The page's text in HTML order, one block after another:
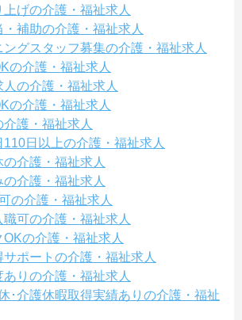
げの介護・福祉求人
補助の介護・福祉求人
グスタッフ募集の介護・福祉求人
の介護・福祉求人
の介護・福祉求人
の介護・福祉求人
護・福祉求人
日以上の介護・福祉求人
介護・福祉求人
介護・福祉求人
の介護・福祉求人
可の介護・福祉求人
の介護・福祉求人
ポートの介護・福祉求人
りの介護・福祉求人
･介護休暇取得実績ありの介護・福祉